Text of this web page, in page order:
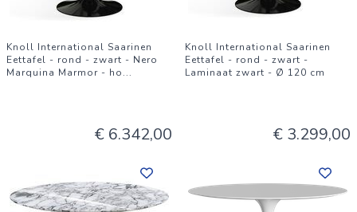
Knoll International Saarinen
Eettafel - rond - zwart - Nero
Marquina Marmor - ho...
€ 6.342,00
Knoll International Saarinen
Eettafel - rond - zwart -
Laminaat zwart - Ø 120 cm
€ 3.299,00